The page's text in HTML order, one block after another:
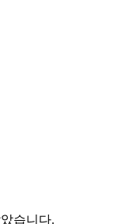
습니다.